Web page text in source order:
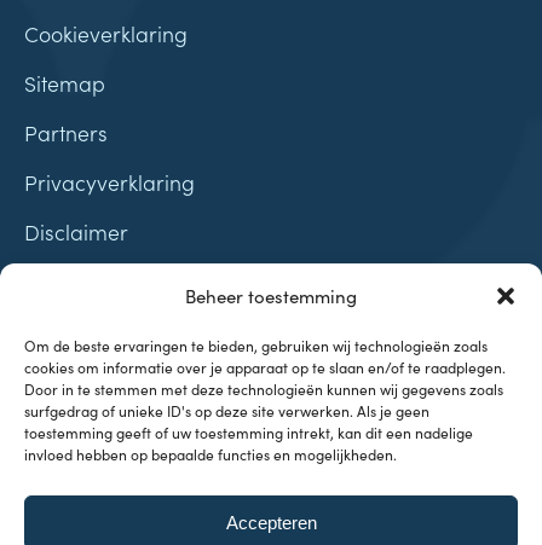
Beheer toestemming
Om de beste ervaringen te bieden, gebruiken wij technologieën zoals
cookies om informatie over je apparaat op te slaan en/of te raadplegen.
Door in te stemmen met deze technologieën kunnen wij gegevens zoals
surfgedrag of unieke ID's op deze site verwerken. Als je geen
toestemming geeft of uw toestemming intrekt, kan dit een nadelige
invloed hebben op bepaalde functies en mogelijkheden.
Accepteren
Cookieverklaring
Sitemap
Partners
Privacyverklaring
Disclaimer
Onderwerpen